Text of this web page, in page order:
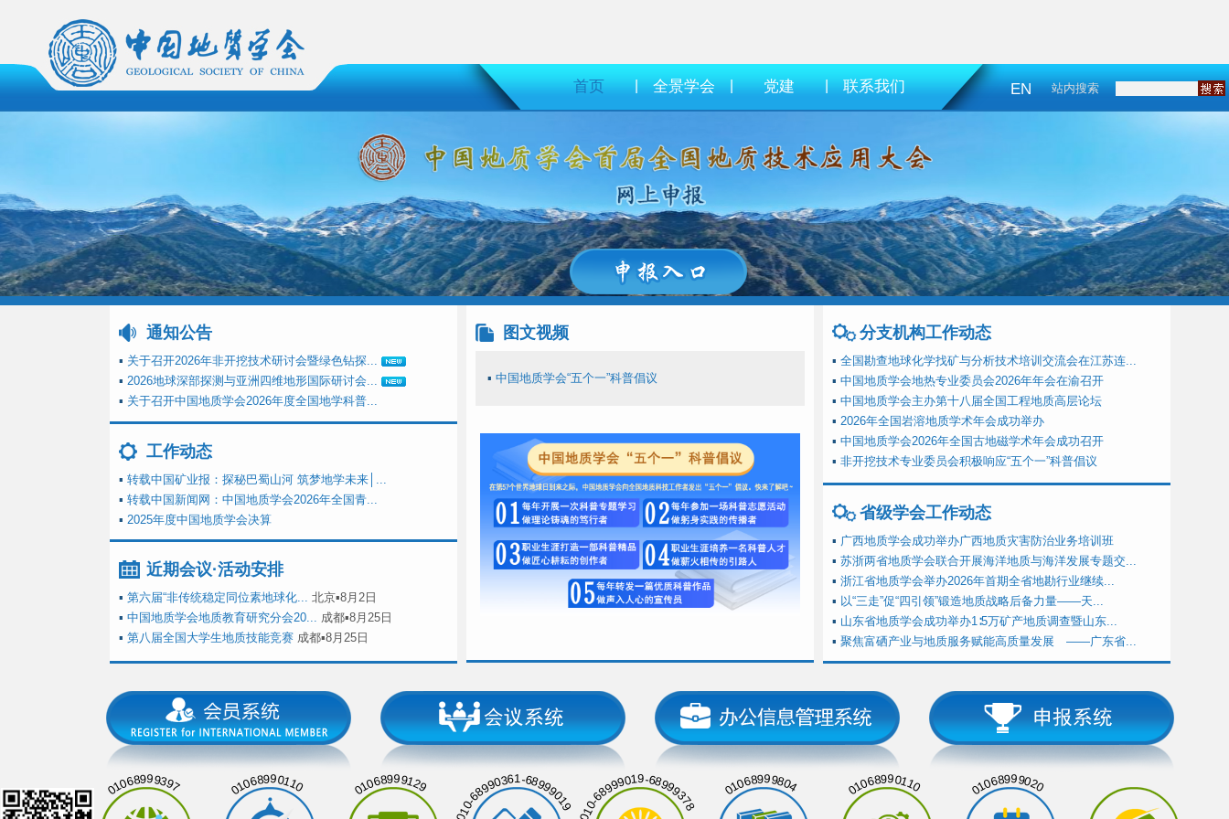
首页 | 全景学会 | 党建 | 联系我们 EN 站内搜索
通知公告
▪ 关于召开2026年非开挖技术研讨会暨绿色钻探...
▪ 2026地球深部探测与亚洲四维地形国际研讨会...
▪ 关于召开中国地质学会2026年度全国地学科普...
工作动态
▪ 转载中国矿业报：探秘巴蜀山河 筑梦地学未来│...
▪ 转载中国新闻网：中国地质学会2026年全国青...
▪ 2025年度中国地质学会决算
近期会议·活动安排
▪ 第六届“非传统稳定同位素地球化... 北京▪8月2日
▪ 中国地质学会地质教育研究分会20... 成都▪8月25日
▪ 第八届全国大学生地质技能竞赛 成都▪8月25日
图文视频
▪ 中国地质学会“五个一”科普倡议
分支机构工作动态
▪ 全国勘查地球化学找矿与分析技术培训交流会在江苏连...
▪ 中国地质学会地热专业委员会2026年年会在渝召开
▪ 中国地质学会主办第十八届全国工程地质高层论坛
▪ 2026年全国岩溶地质学术年会成功举办
▪ 中国地质学会2026年全国古地磁学术年会成功召开
▪ 非开挖技术专业委员会积极响应“五个一”科普倡议
省级学会工作动态
▪ 广西地质学会成功举办广西地质灾害防治业务培训班
▪ 苏浙两省地质学会联合开展海洋地质与海洋发展专题交...
▪ 浙江省地质学会举办2026年首期全省地勘行业继续...
▪ 以“三走”促“四引领”锻造地质战略后备力量——天...
▪ 山东省地质学会成功举办1∶5万矿产地质调查暨山东...
▪ 聚焦富硒产业与地质服务赋能高质量发展 ——广东省...
01068999397 01068990110 01068999129 010-68990361-68999019 010-68999019-68999378 01068999804 01068990110 01068999020